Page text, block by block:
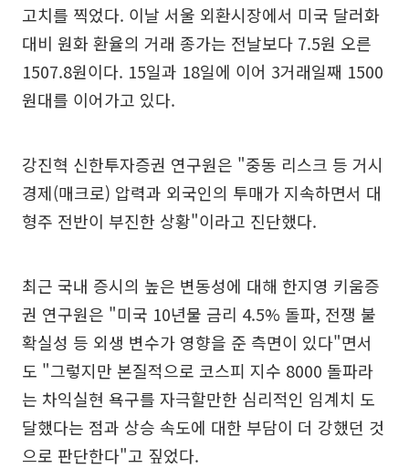
고치를 찍었다. 이날 서울 외환시장에서 미국 달러화
대비 원화 환율의 거래 종가는 전날보다 7.5원 오른
1507.8원이다. 15일과 18일에 이어 3거래일째 1500
원대를 이어가고 있다.
강진혁 신한투자증권 연구원은 "중동 리스크 등 거시
경제(매크로) 압력과 외국인의 투매가 지속하면서 대
형주 전반이 부진한 상황"이라고 진단했다.
최근 국내 증시의 높은 변동성에 대해 한지영 키움증
권 연구원은 "미국 10년물 금리 4.5% 돌파, 전쟁 불
확실성 등 외생 변수가 영향을 준 측면이 있다"면서
도 "그렇지만 본질적으로 코스피 지수 8000 돌파라
는 차익실현 욕구를 자극할만한 심리적인 임계치 도
달했다는 점과 상승 속도에 대한 부담이 더 강했던 것
으로 판단한다"고 짚었다.